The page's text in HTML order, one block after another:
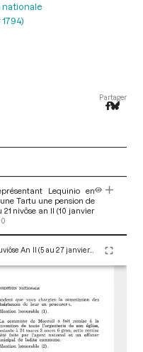
nationale
Partager
Lequinio en
Tartu une pension de
nivôse an II (10 janvier